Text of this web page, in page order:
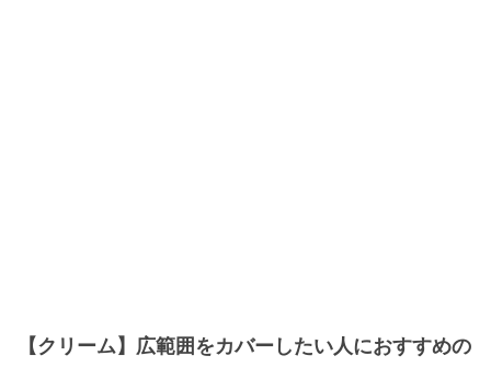
【クリーム】広範囲をカバーしたい人におすすめの